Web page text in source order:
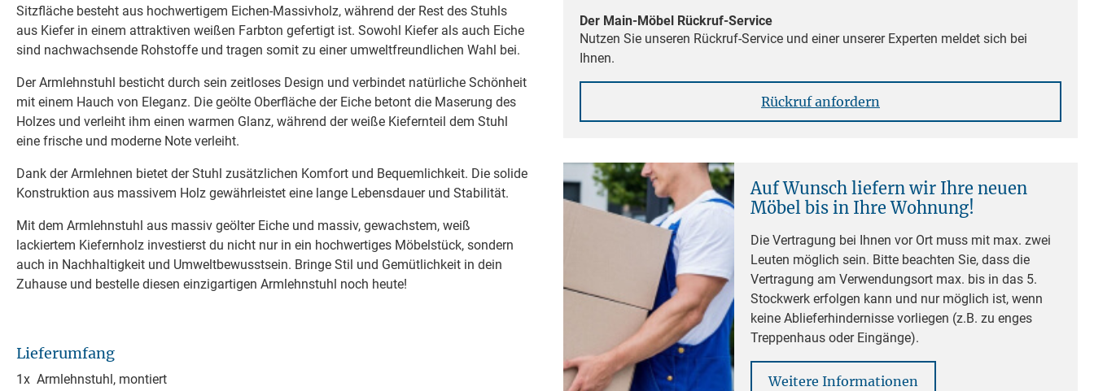
Sitzfläche besteht aus hochwertigem Eichen-Massivholz, während der Rest des Stuhls
aus Kiefer in einem attraktiven weißen Farbton gefertigt ist. Sowohl Kiefer als auch Eiche
sind nachwachsende Rohstoffe und tragen somit zu einer umweltfreundlichen Wahl bei.
Der Armlehnstuhl besticht durch sein zeitloses Design und verbindet natürliche Schönheit
mit einem Hauch von Eleganz. Die geölte Oberfläche der Eiche betont die Maserung des
Holzes und verleiht ihm einen warmen Glanz, während der weiße Kiefernteil dem Stuhl
eine frische und moderne Note verleiht.
Dank der Armlehnen bietet der Stuhl zusätzlichen Komfort und Bequemlichkeit. Die solide
Konstruktion aus massivem Holz gewährleistet eine lange Lebensdauer und Stabilität.
Mit dem Armlehnstuhl aus massiv geölter Eiche und massiv, gewachstem, weiß
lackiertem Kiefernholz investierst du nicht nur in ein hochwertiges Möbelstück, sondern
auch in Nachhaltigkeit und Umweltbewusstsein. Bringe Stil und Gemütlichkeit in dein
Zuhause und bestelle diesen einzigartigen Armlehnstuhl noch heute!
Lieferumfang
1x Armlehnstuhl, montiert
Der Main-Möbel Rückruf-Service
Nutzen Sie unseren Rückruf-Service und einer unserer Experten meldet sich bei
Ihnen.
Rückruf anfordern
Auf Wunsch liefern wir Ihre neuen
Möbel bis in Ihre Wohnung!
Die Vertragung bei Ihnen vor Ort muss mit max. zwei
Leuten möglich sein. Bitte beachten Sie, dass die
Vertragung am Verwendungsort max. bis in das 5.
Stockwerk erfolgen kann und nur möglich ist, wenn
keine Ablieferhindernisse vorliegen (z.B. zu enges
Treppenhaus oder Eingänge).
Weitere Informationen